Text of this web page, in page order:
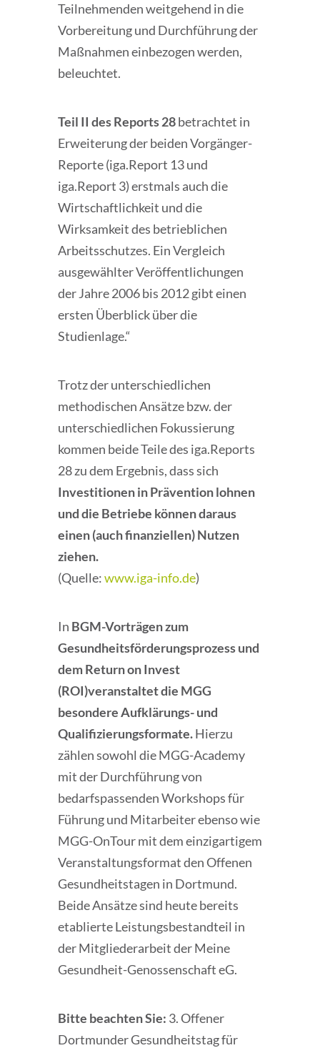
Teilnehmenden weitgehend in die
Vorbereitung und Durchführung der
Maßnahmen einbezogen werden,
beleuchtet.
Teil II des Reports 28betrachtet in
Erweiterung der beiden Vorgänger-
Reporte (iga.Report 13 und
iga.Report 3) erstmals auch die
Wirtschaftlichkeit und die
Wirksamkeit des betrieblichen
Arbeitsschutzes. Ein Vergleich
ausgewählter Veröffentlichungen
der Jahre 2006 bis 2012 gibt einen
ersten Überblick über die
Studienlage.“
Trotz der unterschiedlichen
methodischen Ansätze bzw. der
unterschiedlichen Fokussierung
kommen beide Teile des iga.Reports
28 zu dem Ergebnis, dass sich
Investitionen in Prävention lohnen
und die Betriebe können daraus
einen (auch finanziellen) Nutzen
ziehen.
(Quelle:www.iga-info.de)
In BGM-Vorträgen zum
Gesundheitsförderungsprozess und
dem Return on Invest
(ROI)veranstaltet die MGG
besondereAufklärungs- und
Qualifizierungsformate.Hierzu
zählen sowohl die MGG-Academy
mit der Durchführung von
bedarfspassenden Workshops für
Führung und Mitarbeiter ebenso wie
MGG-OnTour mit dem einzigartigem
Veranstaltungsformat den Offenen
Gesundheitstagen in Dortmund.
Beide Ansätze sind heute bereits
etablierte Leistungsbestandteil in
der Mitgliederarbeit der Meine
Gesundheit-Genossenschaft eG.
Bitte beachten Sie: 3. Offener
Dortmunder Gesundheitstag für